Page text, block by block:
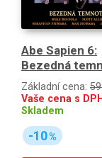
Abe Sapien 6:
Bezedná
Základní cena:
Vaše cena s
Skladem
-10%